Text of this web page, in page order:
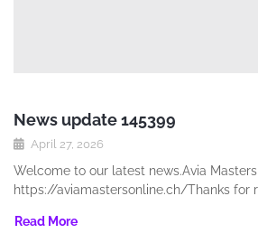
News update 145399
April 27, 2026
Welcome to our latest news.Avia Masters
https://aviamastersonline.ch/Thanks for
Read More